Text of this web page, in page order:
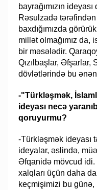
bayrağımızın
Rəsulzadə tərəfindən
baxdığımızda
millət olmağımız da,
bir məsələdir.
Qızılbaşlar, Əfşarlar,
dövlətlərində bu
-"Türkləşmək,
ideyası necə
qoruyurmu?
-Türkləşmək ideyası
ideyalar, əslində,
Əfqanidə mövcud
xalqları üçün daha
keçmişimizi bu